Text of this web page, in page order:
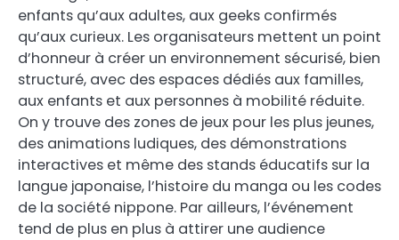
enfants qu’aux adultes, aux geeks confirmés
qu’aux curieux. Les organisateurs mettent un point
d’honneur à créer un environnement sécurisé, bien
structuré, avec des espaces dédiés aux familles,
aux enfants et aux personnes à mobilité réduite.
On y trouve des zones de jeux pour les plus jeunes,
des animations ludiques, des démonstrations
interactives et même des stands éducatifs sur la
langue japonaise, l’histoire du manga ou les codes
de la société nippone. Par ailleurs, l’événement
tend de plus en plus à attirer une audience